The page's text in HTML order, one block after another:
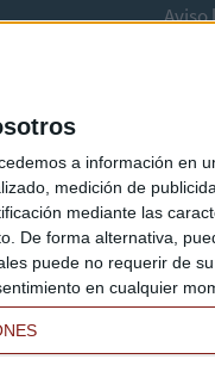
a información en
medición de
mediante las
De forma alternativa,
puede no requerir de
en cualquier
Aviso